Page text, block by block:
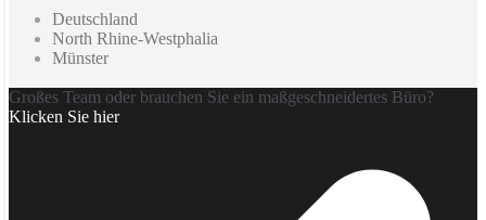
Deutschland
North Rhine-Westphalia
Münster
Großes Team oder brauchen Sie ein maßgeschneidertes Büro?
Klicken Sie hier